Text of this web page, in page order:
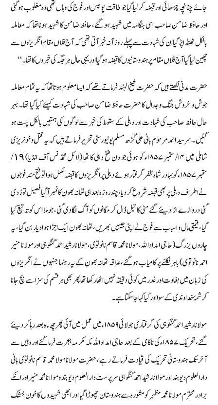
جائے چنانچہ چڑھائی اور قبضہ کر لیا گیا جو طاقت پولیس اور فوج کی وہاں تھی وہ مغلوب ہوگئی
اور حافظ ضامن صاحب اسی ہنگامہ میں شہید ہو گئے ، حافظ ضامن کا شہید ہونا تھا کہ معاملہ
بالکل ٹھنڈا پڑ گیا ان کی شہادت سے پہلے روزآنہ خبر آتی تھی کہ آج فلاں مقام انگریزوں سے
چھین لیا گیا آج فلاں مقام پر ہندوستانیوں کا قبضہ ہو گیا اور یہی حال ہر جگہ کی خبروں کا تھا۔ “
حضرت مدنی لکھتے ہیں کہ حضرت شیخ الہند فرماتے تھے کہ ایسا معلوم ہوتا تھا کہ یہ تمام معاملہ
جوش و خروش جنگ و جدال کا حضرت حافظ ضامن صاحب کی شہادت کیلئے کیا گیا تھا۔ بہر
حال حافظ صاحب کی شہادت اور دہلی کے سقوط کی خبر سے لوگوں کی ہمتیں بالکل پست ہو
گئیں ۔ سرسید احمد مرحوم بانی علی گڑھ مسلم یونیورسٹی تحرير فرماتے ہيں كہ یہ قتل و خونریزی
شاملی میں ۴ ا/ ستمبر ۱۸۵۷ء کو ہوئی جو دن فتح دہلى کا تھا (لائل محمڈ نس آف انڈیا) ١٩/
ستمبر ۱۸۵۷ء کو بہادر شاہ ظفر گرفتار ہوئے دہلی پر انگریزوں کا قبضہ مکمل ہوا تو فتح مند فوجوں
نے اطراف دہلی پر بھی قبضہ شروع کر دیا، چند روزہ بعد ہی تھانہ بھون کا نمبر آگیا فصیل توڑ دی
گئی دروازے اڑا دیئے گئے مٹی کا تیل ڈال کر مکانوں کو آگ لگادی گئی، جو ملا اس کو تہ تیغ کیا
گیا، قیمتی مال و اسباب سے فوج نے اپنی جیبیں بھریں ، تھانہ بھون ایک اجڑا ہوا دیار بن گیا ، یہ
چاروں بزرگ ( حاجی امدادالله، مولانا محمد قاسم نانوتوی، مولانا رشید احمد گنگوہی اور مولانا منیر
احمد نانوتوی) باہر نکلنے پر کامیاب ہو گئے، علاقہ تھانہ بھون کے یہ رہنما جنہوں نے انگریزوں
کی زبان میں بغاوت اور غدر میں کوئی دقیقہ نہیں اٹھا رکھا تھا پھر بھی ہر قسم کی سزا سے بچ جانا
کر شمۂ خداوندی کے سوا اور کیا کہا جا سکتا ہے۔
مولانا رشید احمد گنگوہی کی گرفتاری جولائی ۱۸۵۹ء میں عمل میں آئی پھر چھ ماہ بعد رہا کر دیئے
گئے، تحریک ۱۸۵۷ء کی ناکامی کے بعد حاجی امداد اللہ مکہ مکرمہ ہجرت فرما گئے اور وہیں سے
آخر تک ہندوستانی تحریک کی قیادت فرماتے رہے، حضرت مولانا مولا محمد قاسم نانوتوی بانی
دارالعلوم دیوبند اور مولانا رشید احمد گنگوہی سر پرست دارالعلوم دیو بند و مولا نا محمد منیر اور انکے
برادر محترم مولانا محمد مظہر کو مشورہ سے ہندوستان چھوڑا گیا اور ابھی شہیدوں کا خون خشک